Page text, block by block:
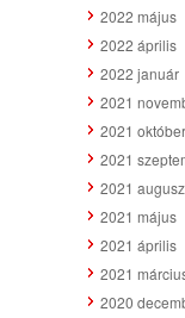
2022 május
2022 április
2022 január
2021
2021 október
2021
2021
2021 május
2021 április
2021
2020